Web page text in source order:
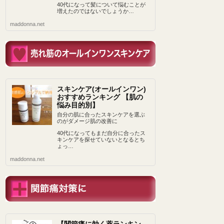
40代になって髪について悩むことが
増えたのではないでしょうか…
maddonna.net
スキンケア(オールインワン)
おすすめランキング 【肌の
悩み目的別】
自分の肌に合ったスキンケアを選ぶ
のがダメージ肌の改善に
40代になってもまだ自分に合ったス
キンケアを探せていないとなるとち
ょっ…
maddonna.net